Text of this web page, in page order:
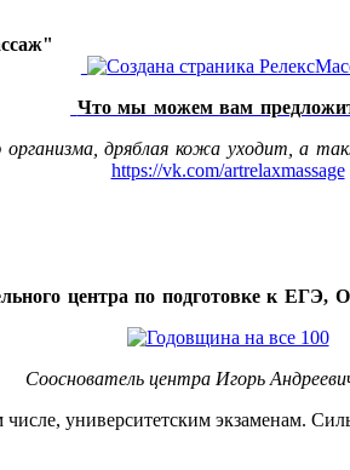
Что мы можем вам
дряблая кожа уходит, а
https://vk.com/artrelaxmassage
центра по подготовке к
Сооснователь центра Игорь
университетским экзаменам.